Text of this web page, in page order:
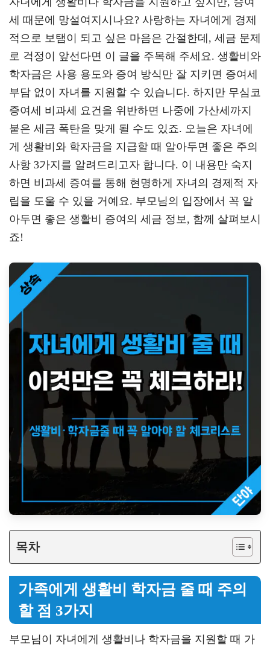
gr
a
m
tt
er
eb
oo
k
세 때문에 망설여지시나요? 사랑하는 자녀에게 경제
적으로 보탬이 되고 싶은 마음은 간절한데, 세금 문제
로 걱정이 앞선다면 이 글을 주목해 주세요. 생활비와
학자금은 사용 용도와 증여 방식만 잘 지키면 증여세
부담 없이 자녀를 지원할 수 있습니다. 하지만 무심코
증여세 비과세 요건을 위반하면 나중에 가산세까지
붙은 세금 폭탄을 맞게 될 수도 있죠. 오늘은 자녀에
게 생활비와 학자금을 지급할 때 알아두면 좋은 주의
사항 3가지를 알려드리고자 합니다. 이 내용만 숙지
하면 비과세 증여를 통해 현명하게 자녀의 경제적 자
립을 도울 수 있을 거예요. 부모님의 입장에서 꼭 알
아두면 좋은 생활비 증여의 세금 정보, 함께 살펴보시
죠!
목차
가족에게 생활비 학자금 줄 때 주의
할 점 3가지
부모님이 자녀에게 생활비나 학자금을 지원할 때 가